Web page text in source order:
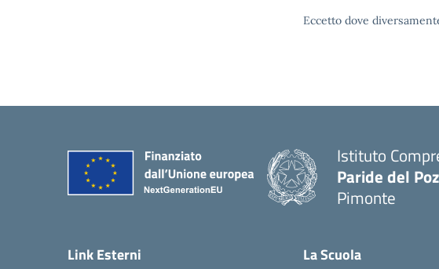
Eccetto dove
Istituto
Paride del
Pimonte
Link Esterni La Scuola